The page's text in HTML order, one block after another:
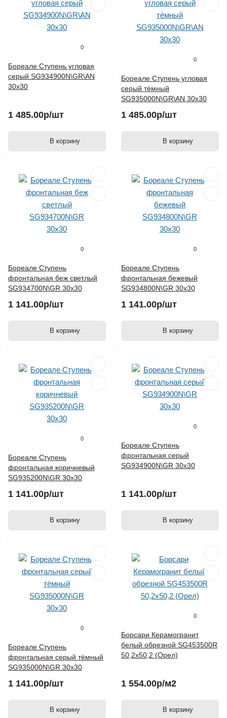
0
Бореале Ступень угловая
серый SG934900N\GR\AN
30х30
1 485.00р/шт
В корзину
0
Бореале Ступень угловая
серый тёмный
SG935000N\GR\AN 30х30
1 485.00р/шт
В корзину
0
Бореале Ступень
фронтальная беж светлый
SG934700N\GR 30х30
1 141.00р/шт
В корзину
0
Бореале Ступень
фронтальная бежевый
SG934800N\GR 30х30
1 141.00р/шт
В корзину
0
Бореале Ступень
фронтальная коричневый
SG935200N\GR 30х30
1 141.00р/шт
В корзину
0
Бореале Ступень
фронтальная серый
SG934900N\GR 30х30
1 141.00р/шт
В корзину
0
Бореале Ступень
фронтальная серый тёмный
SG935000N\GR 30х30
1 141.00р/шт
В корзину
0
Борсари Керамогранит
белый обрезной SG453500R
50,2х50,2 (Орел)
1 554.00р/м2
В корзину